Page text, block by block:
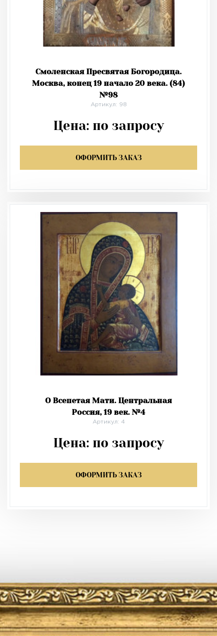
Смоленская Пресвятая Богородица.
Москва, конец 19 начало 20 века. (84)
№98
Артикул: 98
Цена: по запросу
ОФОРМИТЬ ЗАКАЗ
О Всепетая Мати. Центральная
Россия, 19 век. №4
Артикул: 4
Цена: по запросу
ОФОРМИТЬ ЗАКАЗ